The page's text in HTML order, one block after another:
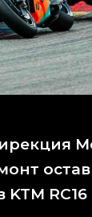
RC16